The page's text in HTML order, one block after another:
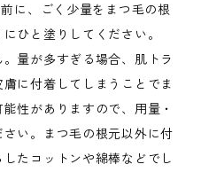
に、ごく少量をまつ毛の根
ひと塗りしてください。
量が多すぎる場合、肌トラ
に付着してしまうことでま
性がありますので、用量・
い。まつ毛の根元以外に付
たコットンや綿棒などでし